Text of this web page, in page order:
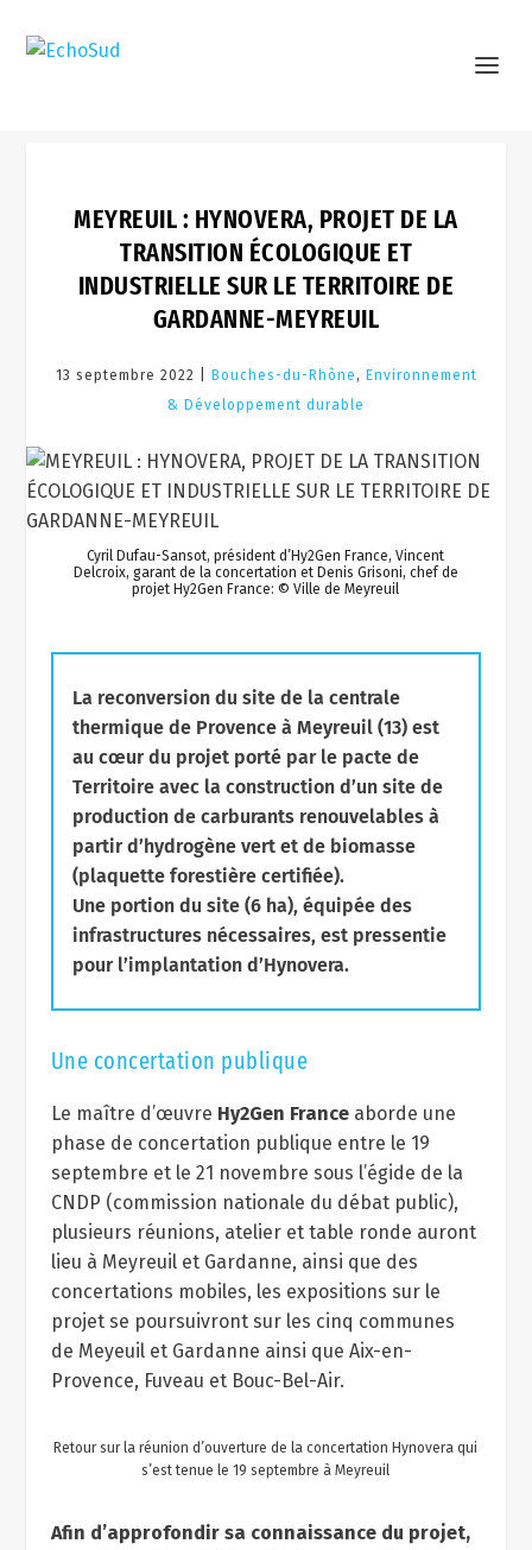
MEYREUIL : HYNOVERA, PROJET DE LA
TRANSITION ÉCOLOGIQUE ET
INDUSTRIELLE SUR LE TERRITOIRE DE
GARDANNE-MEYREUIL
13 septembre 2022 | Bouches-du-Rhône , Environnement
& Développement durable
Cyril Dufau-Sansot, président d’Hy2Gen France, Vincent
Delcroix, garant de la concertation et Denis Grisoni, chef de
projet Hy2Gen France: © Ville de Meyreuil
La reconversion du site de la centrale
thermique de Provence à Meyreuil (13) est
au cœur du projet porté par le pacte de
Territoire avec la construction d’un site de
production de carburants renouvelables à
partir d’hydrogène vert et de biomasse
(plaquette forestière certifiée).
Une portion du site (6 ha), équipée des
infrastructures nécessaires, est pressentie
pour l’implantation d’Hynovera.
Une concertation publique
Le maître d’œuvre Hy2Gen Franceaborde une
phase de concertation publique entre le 19
septembre et le 21 novembre sous l’égide de la
CNDP (commission nationale du débat public),
plusieurs réunions, atelier et table ronde auront
lieu à Meyreuil et Gardanne, ainsi que des
concertations mobiles, les expositions sur le
projet se poursuivront sur les cinq communes
de Meyeuil et Gardanne ainsi que Aix-en-
Provence, Fuveau et Bouc-Bel-Air.
Retour sur la réunion d’ouverture de la concertation Hynovera qui
s’est tenue le 19 septembre à Meyreuil
Afin d’approfondir sa connaissance du projet,